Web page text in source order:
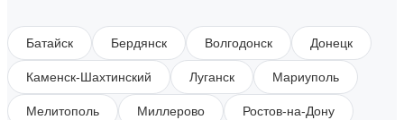
Батайск Бердянск Волгодонск Донецк
Каменск-Шахтинский Луганск Мариуполь
Мелитополь Миллерово Ростов-на-Дону